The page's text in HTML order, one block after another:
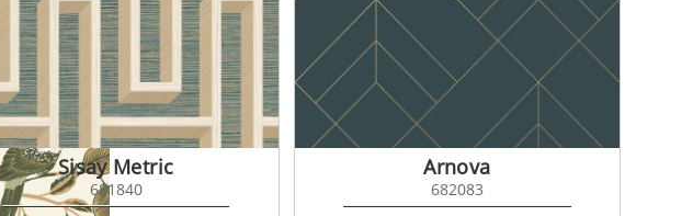
Sisay Metric
681840
Arnova
682083